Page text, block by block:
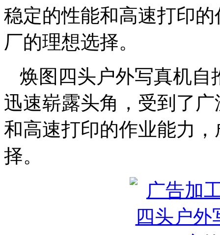
稳定的性能和高速打印
厂的理想选择。
焕图四头户外写真机自
迅速崭露头角，受到了
和高速打印的作业能力
择。